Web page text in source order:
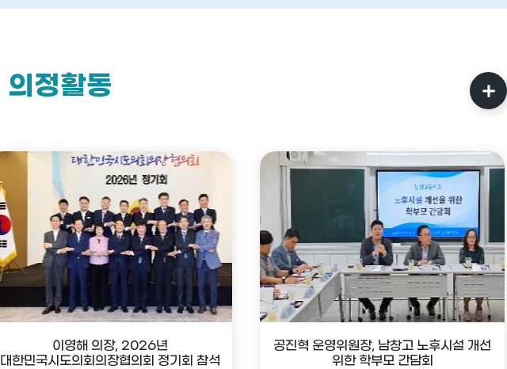
의정활동
이영해 의장, 2026년
대한민국시도의회의장협의회 정기회 참석
공진혁 운영위원장, 남창고 노후시설 개선
위한 학부모 간담회